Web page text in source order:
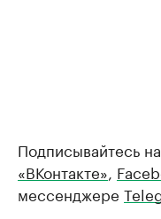
Подписывайтесь
«ВКонтакте»,
мессенджере